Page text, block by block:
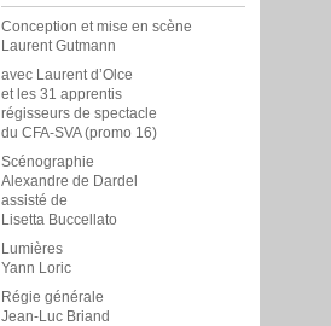
Conception et mise en scène
Laurent Gutmann
avec Laurent d’Olce
et les 31 apprentis
régisseurs de spectacle
du CFA-SVA (promo 16)
Scénographie
Alexandre de Dardel
assisté de
Lisetta Buccellato
Lumières
Yann Loric
Régie générale
Jean-Luc Briand